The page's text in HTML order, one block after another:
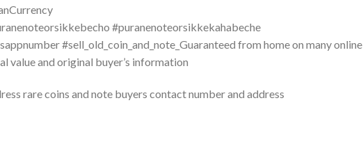
#puranenoteorsikkekahabeche
#sell_old_coin_and_note_Guaranteed from home on many online
value and original buyer’s information
rare coins and note buyers contact number and address